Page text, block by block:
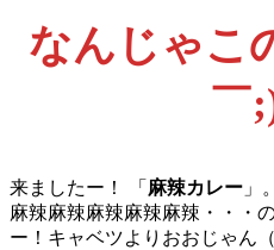
なんじゃこ
￣
来ましたー！ 「 麻辣カレー 」
麻辣麻辣麻辣麻辣麻辣・・・
ー！キャベツよりおおじゃん（